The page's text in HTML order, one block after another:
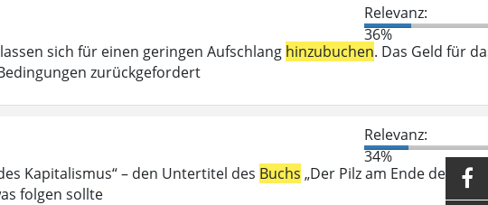
Relevanz:
36%
sich für einen geringen Aufschlang hinzubuchen. Das Geld für
zurückgefordert
Relevanz:
34%
Kapitalismus“ – den Untertitel des Buchs „Der Pilz am Ende der
folgen sollte
